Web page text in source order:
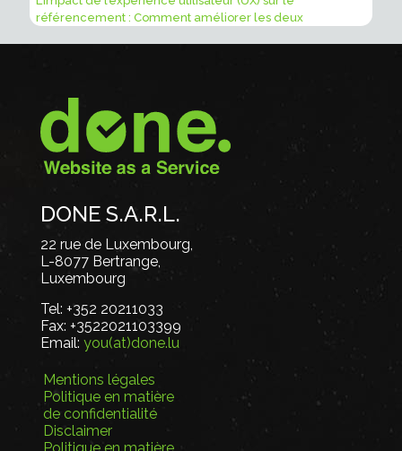
référencement : Comment améliorer les deux
DONE S.A.R.L.
22 rue de Luxembourg,
L-8077 Bertrange,
Luxembourg
Tel: +352 20211033
Fax: +3522021103399
Email: you(at)done.lu
Mentions légales
Politique en matière
de confidentialité
Disclaimer